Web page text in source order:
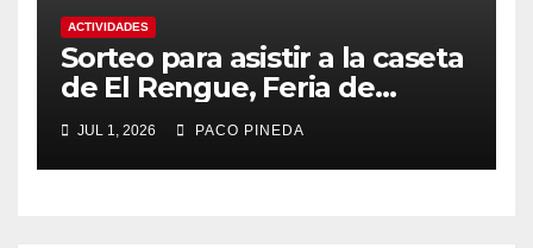
ACTIVIDADES
Sorteo para asistir a la caseta
de El Rengue, Feria de
Málaga 2026
JUL 1, 2026 PACO PINEDA